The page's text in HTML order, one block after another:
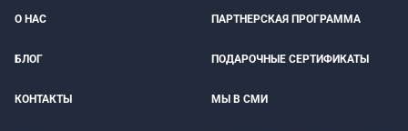
О НАС ПАРТНЕРСКАЯ ПРОГРАММА
БЛОГ ПОДАРОЧНЫЕ СЕРТИФИКАТЫ
КОНТАКТЫ МЫ В СМИ